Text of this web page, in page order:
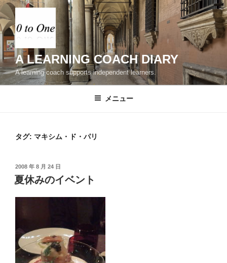
コ
ン
テ
ン
ツ
へ
ス
A LEARNING COACH DIARY
A learning coach supports independent learners.
メニュー
タグ: マキシム・ド・パリ
投
稿
日:
2008 年 8 月 24 日
夏休みのイベント